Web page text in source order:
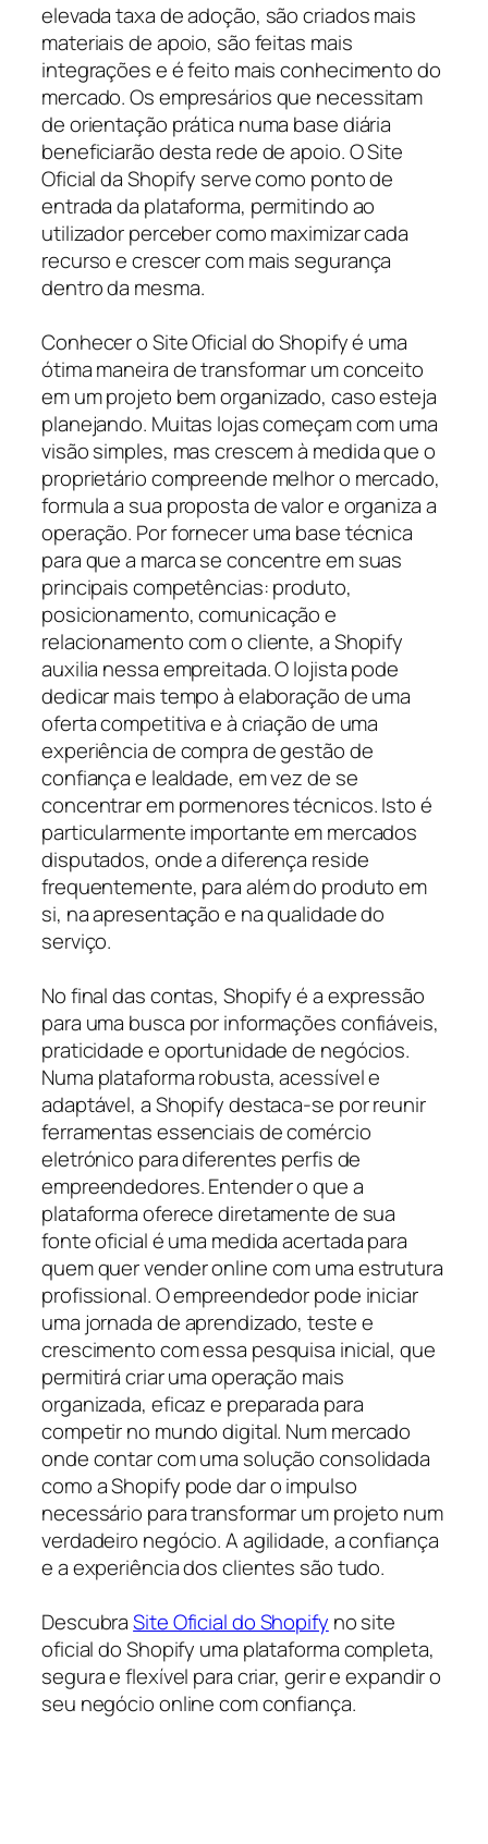
elevada taxa de adoção, são criados mais
materiais de apoio, são feitas mais
integrações e é feito mais conhecimento do
mercado. Os empresários que necessitam
de orientação prática numa base diária
beneficiarão desta rede de apoio. O Site
Oficial da Shopify serve como ponto de
entrada da plataforma, permitindo ao
utilizador perceber como maximizar cada
recurso e crescer com mais segurança
dentro da mesma.
Conhecer o Site Oficial do Shopify é uma
ótima maneira de transformar um conceito
em um projeto bem organizado, caso esteja
planejando. Muitas lojas começam com uma
visão simples, mas crescem à medida que o
proprietário compreende melhor o mercado,
formula a sua proposta de valor e organiza a
operação. Por fornecer uma base técnica
para que a marca se concentre em suas
principais competências: produto,
posicionamento, comunicação e
relacionamento com o cliente, a Shopify
auxilia nessa empreitada. O lojista pode
dedicar mais tempo à elaboração de uma
oferta competitiva e à criação de uma
experiência de compra de gestão de
confiança e lealdade, em vez de se
concentrar em pormenores técnicos. Isto é
particularmente importante em mercados
disputados, onde a diferença reside
frequentemente, para além do produto em
si, na apresentação e na qualidade do
serviço.
No final das contas, Shopify é a expressão
para uma busca por informações confiáveis,
praticidade e oportunidade de negócios.
Numa plataforma robusta, acessível e
adaptável, a Shopify destaca-se por reunir
ferramentas essenciais de comércio
eletrónico para diferentes perfis de
empreendedores. Entender o que a
plataforma oferece diretamente de sua
fonte oficial é uma medida acertada para
quem quer vender online com uma estrutura
profissional. O empreendedor pode iniciar
uma jornada de aprendizado, teste e
crescimento com essa pesquisa inicial, que
permitirá criar uma operação mais
organizada, eficaz e preparada para
competir no mundo digital. Num mercado
onde contar com uma solução consolidada
como a Shopify pode dar o impulso
necessário para transformar um projeto num
verdadeiro negócio. A agilidade, a confiança
e a experiência dos clientes são tudo.
DescubraSite Oficial do Shopify no site
oficial do Shopify uma plataforma completa,
segura e flexível para criar, gerir e expandir o
seu negócio online com confiança.